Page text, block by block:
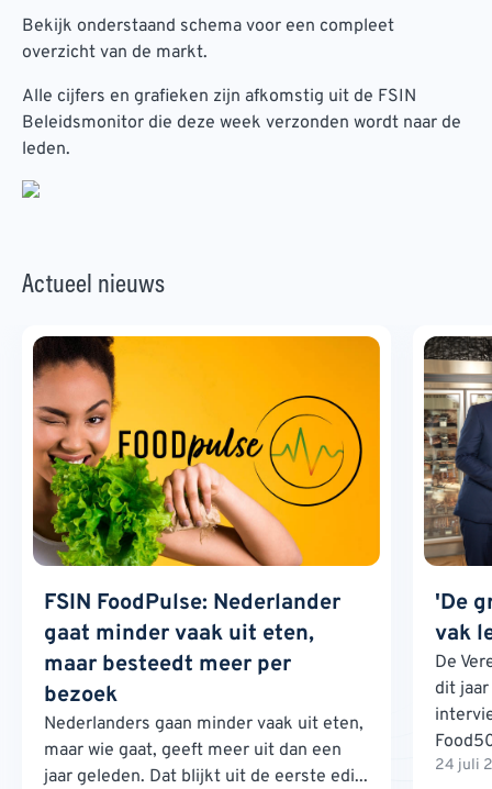
Bekijk onderstaand schema voor een compleet
overzicht van de markt.
Alle cijfers en grafieken zijn afkomstig uit de FSIN
Beleidsmonitor die deze week verzonden wordt naar de
leden.
Actueel nieuws
FSIN FoodPulse: Nederlander
gaat minder vaak uit eten,
maar besteedt meer per
bezoek
Nederlanders gaan minder vaak uit eten,
maar wie gaat, geeft meer uit dan een
jaar geleden. Dat blijkt uit de eerste edi...
'De
vak
De
dit
24 juli